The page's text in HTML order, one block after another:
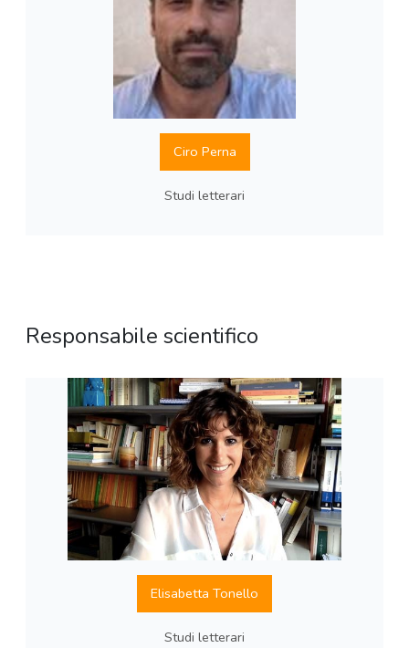
Ciro Perna
Studi letterari
Responsabile scientifico
Elisabetta Tonello
Studi letterari